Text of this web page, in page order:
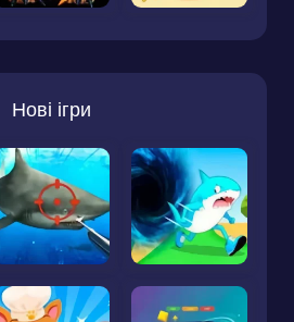
Нові ігри